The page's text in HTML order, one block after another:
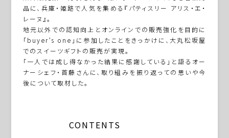
品に、兵庫・姫路で人気を集める『パティスリー アリス・エ・
レーヌ』。
地元以外での認知向上とオンラインでの販売強化を目的に
「buyer’s one」に参加したことをきっかけに、大丸松坂屋
でのスイーツギフトの販売が実現。
「一人では成し得なかった結果に感謝している」と語るオー
ナーシェフ・首藤さんに、取り組みを振り返っての思いや今
後について取材した。
CONTENTS